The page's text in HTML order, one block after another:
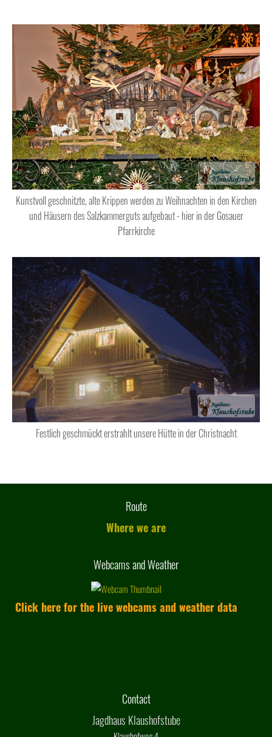
Kunstvoll geschnitzte, alte Krippen werden zu Weihnachten in den Kirchen
und Häusern des Salzkammerguts aufgebaut - hier in der Gosauer
Pfarrkirche
Festlich geschmückt erstrahlt unsere Hütte in der Christnacht
Route
Where we are
Webcams and Weather
Click here for the live webcams and weather data
Contact
Jagdhaus Klaushofstube